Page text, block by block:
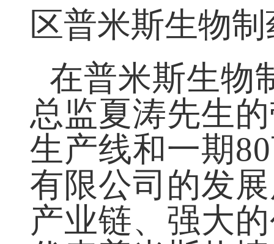
区普米斯生物
在普米斯生物
总监夏涛先生
生产线和一期80
有限公司的发
产业链、强大